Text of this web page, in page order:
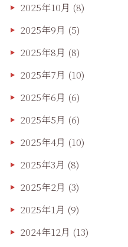
2025年10月 (8)
2025年9月 (5)
2025年8月 (8)
2025年7月 (10)
2025年6月 (6)
2025年5月 (6)
2025年4月 (10)
2025年3月 (8)
2025年2月 (3)
2025年1月 (9)
2024年12月 (13)